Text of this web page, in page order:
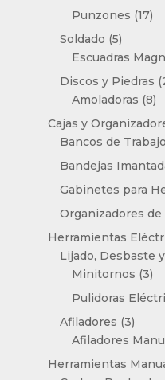
Punzones 1717
Soldado 55
Escuadras
Discos y Piedras
Amoladoras 88
Cajas y
Bancos de Trabajo
Bandejas
Gabinetes para
Organizadores
Herramientas
Lijado, Desbaste
Minitornos 33
Pulidoras
Afiladores 33
Afiladores
Herramientas